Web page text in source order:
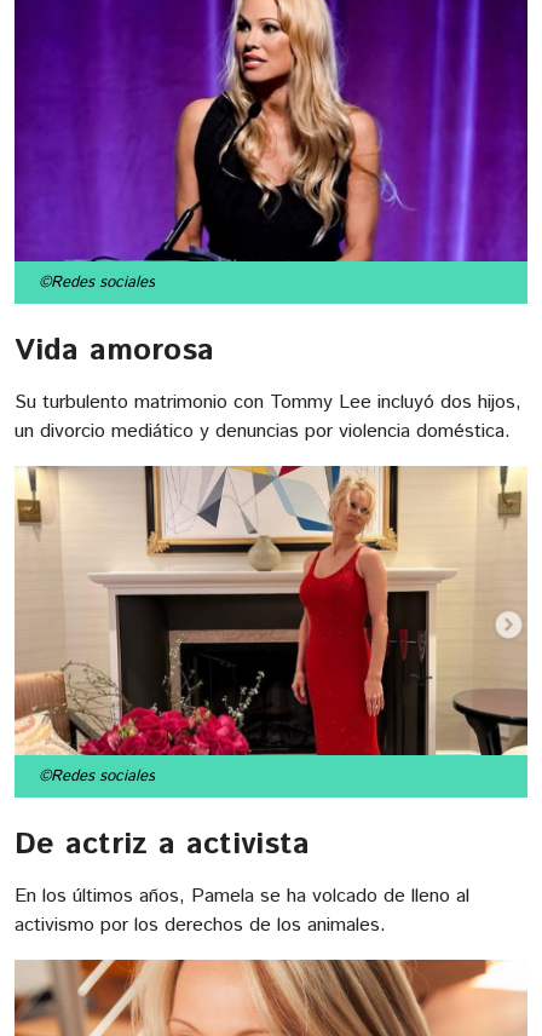
©Redes sociales
Vida amorosa
Su turbulento matrimonio con Tommy Lee incluyó dos hijos,
un divorcio mediático y denuncias por violencia doméstica.
©Redes sociales
De actriz a activista
En los últimos años, Pamela se ha volcado de lleno al
activismo por los derechos de los animales.